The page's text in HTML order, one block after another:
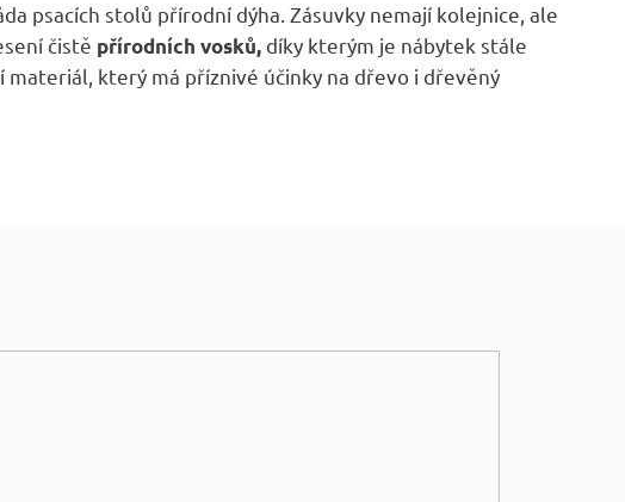
psacích stolů přírodní dýha. Zásuvky nemají kolejnice, ale
čistě přírodních vosků,díky kterým je nábytek stále
materiál, který má příznivé účinky na dřevo i dřevěný